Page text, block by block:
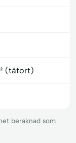
(tätort)
beräknad som